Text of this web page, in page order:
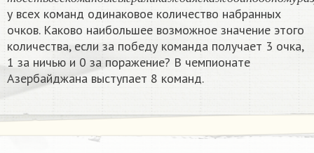
т о е с т ьв с е к ома н д ыс ыг р ал и ка ж д аяс ка ж д о й п о о д н ом у р а з
у всех команд одинаковое количество набранных
очков. Каково наибольшее возможное значение этого
количества, если за победу команда получает 3 очка,
1 за ничью и 0 за поражение? В чемпионате
Азербайджана выступает 8 команд.